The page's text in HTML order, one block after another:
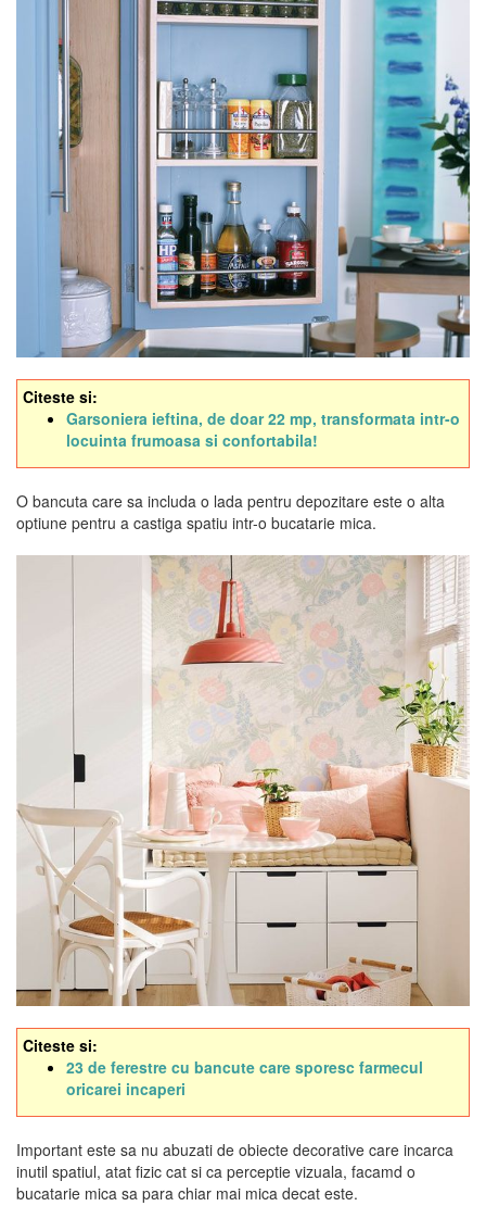
Citeste si:
Garsoniera ieftina, de doar 22 mp, transformata intr-o
locuinta frumoasa si confortabila!
O bancuta care sa includa o lada pentru depozitare este o alta
optiune pentru a castiga spatiu intr-o bucatarie mica.
Citeste si:
23 de ferestre cu bancute care sporesc farmecul
oricarei incaperi
Important este sa nu abuzati de obiecte decorative care incarca
inutil spatiul, atat fizic cat si ca perceptie vizuala, facamd o
bucatarie mica sa para chiar mai mica decat este.